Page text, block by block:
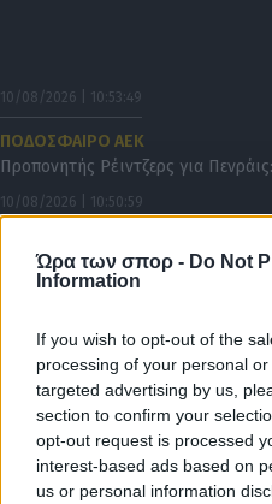
Ώρα των σπορ - Do Not
Information
If you wish to opt-out of the
processing of your personal
targeted advertising by us,
section to confirm your
opt-out request is processed
interest-based ads based on
us or personal information
10/08/2026 | 10:53:49
ΠΟΔΟΣΦΑΙΡΟ ΑΕΚ
Προπονητής Ρέιντζερς για
10/08/2026 | 10:50:59
Σαν σήμερα το 1981: Η ΑΕΚ
Αγγλίας, Άστον Βίλα
ΠΟΔΟΣΦΑΙΡΟ ΑΕΚ
Σαν σήμερα το 2007: Η
10/08/2026 | 10:20:20
ΠΟΔΟΣΦΑΙΡΟ ΑΕΚ
Σαν σήμερα το 1994: Η μεγάλη